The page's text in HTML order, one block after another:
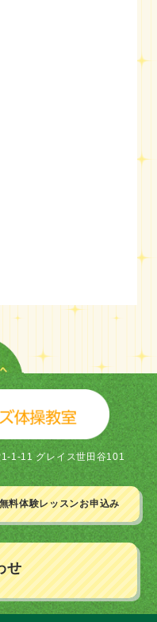
1-11 グレイス世田谷101
料体験レッスンお申込み
せ